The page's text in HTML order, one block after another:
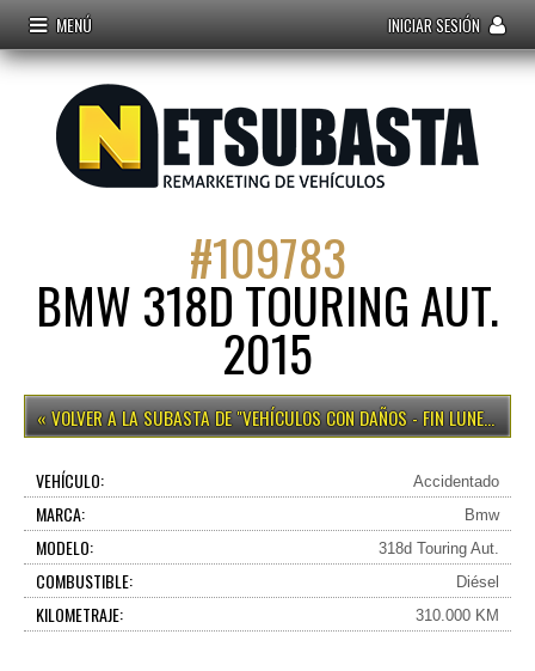
MENÚ INICIAR SESIÓN
#109783
BMW 318D TOURING AUT.
2015
VEHÍCULOS CON DAÑOS - FIN LUNES 12H
VEHÍCULO: Accidentado
MARCA: Bmw
MODELO: 318d Touring Aut.
COMBUSTIBLE: Diésel
KILOMETRAJE: 310.000 KM